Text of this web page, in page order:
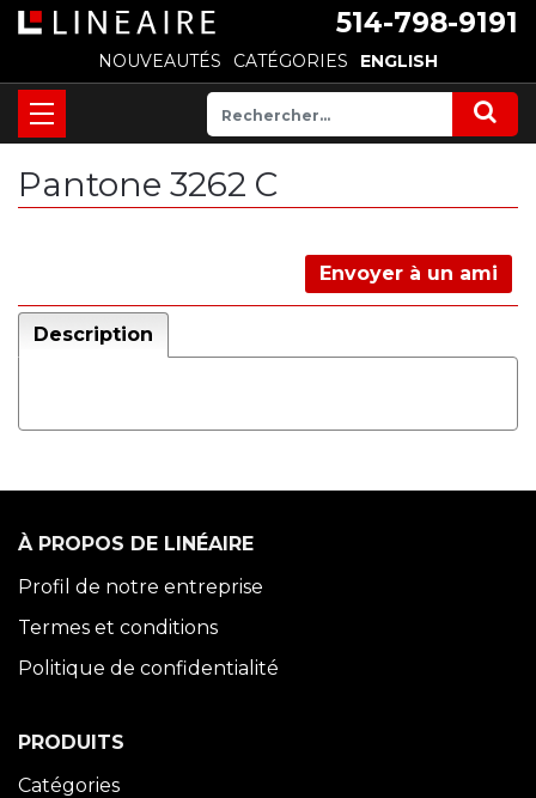
514-798-9191
NOUVEAUTÉS CATÉGORIES ENGLISH
Pantone 3262 C
Envoyer à un ami
Description
À PROPOS DE LINÉAIRE
Profil de notre entreprise
Termes et conditions
Politique de confidentialité
PRODUITS
Catégories